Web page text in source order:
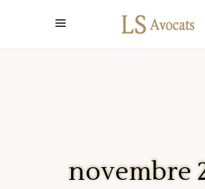
novembre